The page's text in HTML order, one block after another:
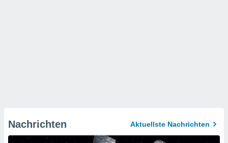
Nachrichten Aktuellste Nachrichten